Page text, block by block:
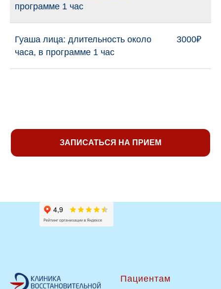
программе 1 час
Гуаша лица: длительность около
часа, в программе 1 час
3000₽
ЗАПИСАТЬСЯ НА ПРИЕМ
Пациентам